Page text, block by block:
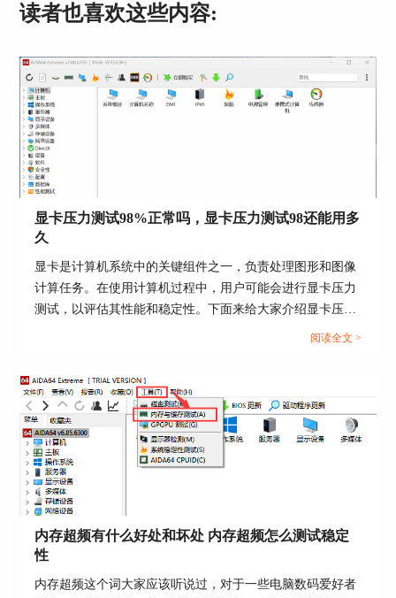
机身再次验机，可以完成初步的验机操作。
计算机的提示依次完成操作，完成后先不要连接网
络，因为连接网络后会将系统自动激活，而商家在
面对已经激活的电脑时，七天质保期便直接失效，
为了保障用户的权益，先不接入网络连接，先打开
电脑桌面，对硬件进行验机操作。
在系统用户界面打开计算机，在计算机中找到
并且进入系统设置。
图一：打开进入系统属性界面
在系统属性界面中，可以看到关于计算机的基
本信息，有助于用户对设备的信息有一个基本的了
解。若是需要对设备有一个更加详细的了解，可以
进入到设备管理器界面中查看相关信息。
读者也喜欢这些内容:
显卡压力测试98%正常吗，显卡压力测试98还能用多
久
显卡是计算机系统中的关键组件之一，负责处理图形和图像
计算任务。在使用计算机过程中，用户可能会进行显卡压力
测试，以评估其性能和稳定性。下面来给大家介绍显卡压力
测试98%正常吗，显卡压力测试98还能用多久的内容。...
阅读全文 >
内存超频有什么好处和坏处 内存超频怎么测试稳定
性
内存超频这个词大家应该听说过，对于一些电脑数码爱好者